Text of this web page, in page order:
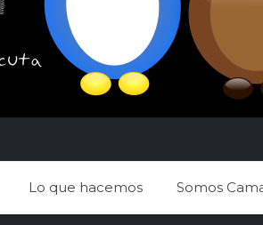
Lo que hacemos Somos